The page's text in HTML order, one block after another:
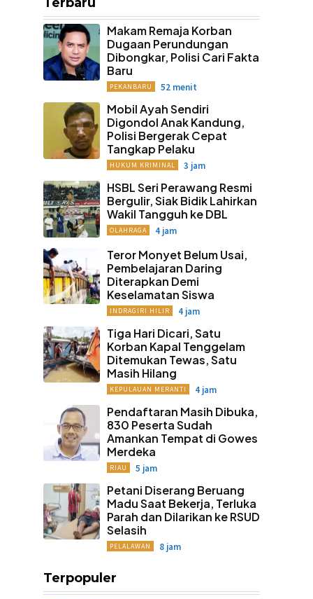
Makam Remaja Korban
Dugaan Perundungan
Dibongkar, Polisi Cari Fakta
Baru
PEKANBARU 52 menit
Mobil Ayah Sendiri
Digondol Anak Kandung,
Polisi Bergerak Cepat
Tangkap Pelaku
HUKUM KRIMINAL 3 jam
HSBL Seri Perawang Resmi
Bergulir, Siak Bidik Lahirkan
Wakil Tangguh ke DBL
OLAHRAGA 4 jam
Teror Monyet Belum Usai,
Pembelajaran Daring
Diterapkan Demi
Keselamatan Siswa
INDRAGIRI HILIR 4 jam
Tiga Hari Dicari, Satu
Korban Kapal Tenggelam
Ditemukan Tewas, Satu
Masih Hilang
KEPULAUAN MERANTI 4 jam
Pendaftaran Masih Dibuka,
830 Peserta Sudah
Amankan Tempat di Gowes
Merdeka
RIAU 5 jam
Petani Diserang Beruang
Madu Saat Bekerja, Terluka
Parah dan Dilarikan ke RSUD
Selasih
PELALAWAN 8 jam
Terpopuler